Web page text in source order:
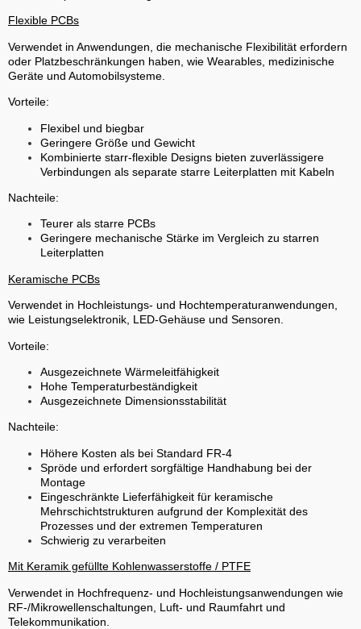
Flexible PCBs
Verwendet in Anwendungen, die mechanische Flexibilität erfordern
oder Platzbeschränkungen haben, wie Wearables, medizinische
Geräte und Automobilsysteme.
Vorteile:
Flexibel und biegbar
Geringere Größe und Gewicht
Kombinierte starr-flexible Designs bieten zuverlässigere
Verbindungen als separate starre Leiterplatten mit Kabeln
Nachteile:
Teurer als starre PCBs
Geringere mechanische Stärke im Vergleich zu starren
Leiterplatten
Keramische PCBs
Verwendet in Hochleistungs- und Hochtemperaturanwendungen,
wie Leistungselektronik, LED-Gehäuse und Sensoren.
Vorteile:
Ausgezeichnete Wärmeleitfähigkeit
Hohe Temperaturbeständigkeit
Ausgezeichnete Dimensionsstabilität
Nachteile:
Höhere Kosten als bei Standard FR-4
Spröde und erfordert sorgfältige Handhabung bei der
Montage
Eingeschränkte Lieferfähigkeit für keramische
Mehrschichtstrukturen aufgrund der Komplexität des
Prozesses und der extremen Temperaturen
Schwierig zu verarbeiten
Mit Keramik gefüllte Kohlenwasserstoffe / PTFE
Verwendet in Hochfrequenz- und Hochleistungsanwendungen wie
RF-/Mikrowellenschaltungen, Luft- und Raumfahrt und
Telekommunikation.